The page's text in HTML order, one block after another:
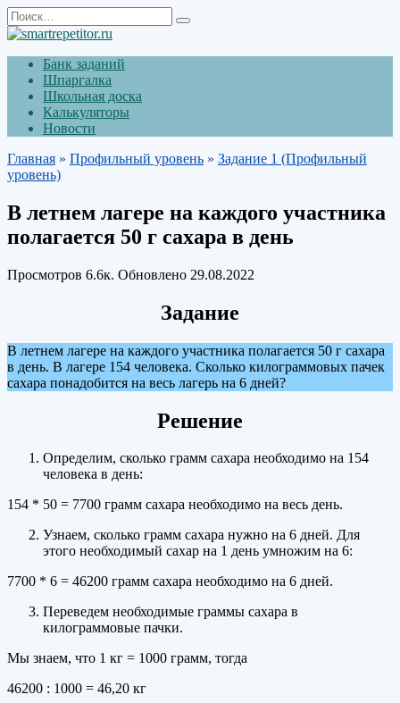
Перейти
к
содержанию
Search
for:
Банк заданий
Шпаргалка
Школьная доска
Калькуляторы
Новости
Главная » Профильный уровень » Задание 1 (Профильный
уровень)
В летнем лагере на каждого участника
полагается 50 г сахара в день
Просмотров 6.6к. Обновлено 29.08.2022
Задание
В летнем лагере на каждого участника полагается 50 г сахара
в день. В лагере 154 человека. Сколько килограммовых пачек
сахара понадобится на весь лагерь на 6 дней?
Решение
Определим, сколько грамм сахара необходимо на 154
человека в день:
154 * 50 = 7700 грамм сахара необходимо на весь день.
Узнаем, сколько грамм сахара нужно на 6 дней. Для
этого необходимый сахар на 1 день умножим на 6:
7700 * 6 = 46200 грамм сахара необходимо на 6 дней.
Переведем необходимые граммы сахара в
килограммовые пачки.
Мы знаем, что 1 кг = 1000 грамм, тогда
46200 : 1000 = 46,20 кг